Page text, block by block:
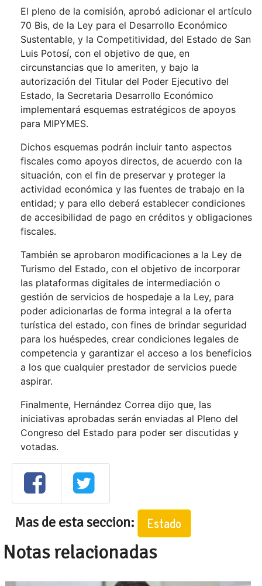
El pleno de la comisión, aprobó adicionar el artículo
70 Bis, de la Ley para el Desarrollo Económico
Sustentable, y la Competitividad, del Estado de San
Luis Potosí, con el objetivo de que, en
circunstancias que lo ameriten, y bajo la
autorización del Titular del Poder Ejecutivo del
Estado, la Secretaria Desarrollo Económico
implementará esquemas estratégicos de apoyos
para MIPYMES.
Dichos esquemas podrán incluir tanto aspectos
fiscales como apoyos directos, de acuerdo con la
situación, con el fin de preservar y proteger la
actividad económica y las fuentes de trabajo en la
entidad; y para ello deberá establecer condiciones
de accesibilidad de pago en créditos y obligaciones
fiscales.
También se aprobaron modificaciones a la Ley de
Turismo del Estado, con el objetivo de incorporar
las plataformas digitales de intermediación o
gestión de servicios de hospedaje a la Ley, para
poder adicionarlas de forma integral a la oferta
turística del estado, con fines de brindar seguridad
para los huéspedes, crear condiciones legales de
competencia y garantizar el acceso a los beneficios
a los que cualquier prestador de servicios puede
aspirar.
Finalmente, Hernández Correa dijo que, las
iniciativas aprobadas serán enviadas al Pleno del
Congreso del Estado para poder ser discutidas y
votadas.
Mas de esta seccion: Estado
Notas relacionadas